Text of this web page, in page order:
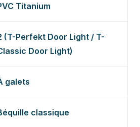
Titanium
(T-Perfekt Door Light / T-
Door Light)
galets
classique